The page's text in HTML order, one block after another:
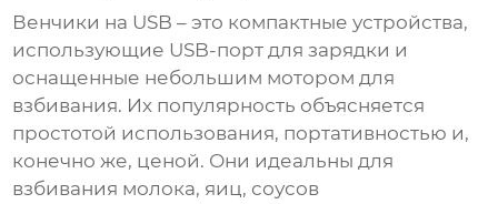
Венчики на USB – это компактные устройства,
использующие USB-порт для зарядки и
оснащенные небольшим мотором для
взбивания. Их популярность объясняется
простотой использования, портативностью и,
конечно же, ценой. Они идеальны для
взбивания молока, яиц, соусов